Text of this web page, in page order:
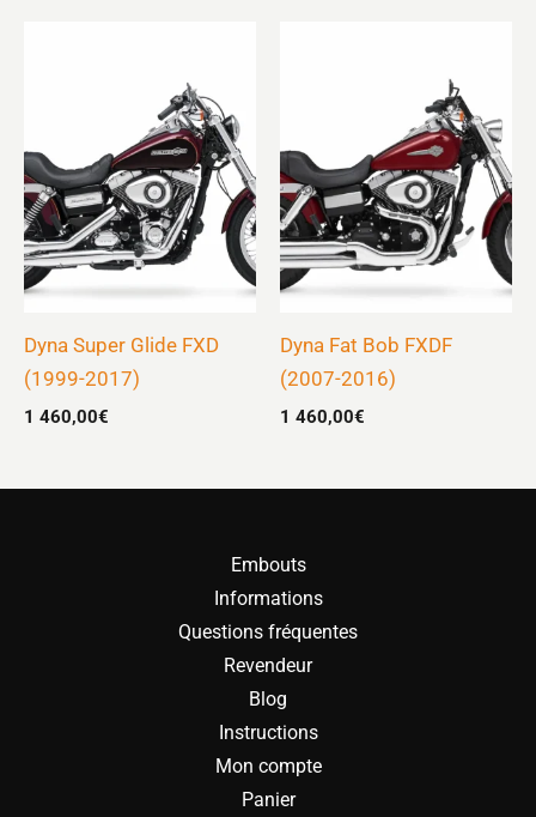
Dyna Super Glide FXD
(1999-2017)
1 460,00€
Dyna Fat Bob FXDF
(2007-2016)
1 460,00€
Embouts
Informations
Questions fréquentes
Revendeur
Blog
Instructions
Mon compte
Panier